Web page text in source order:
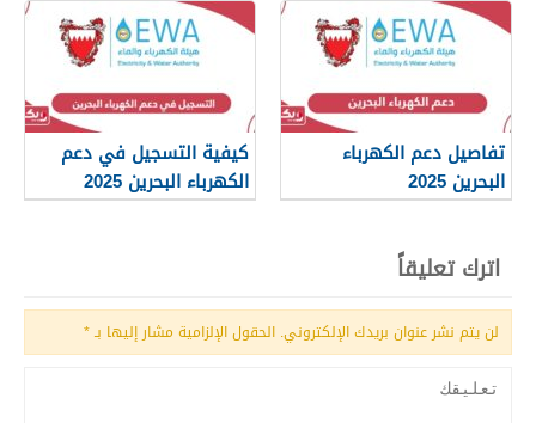
تفاصيل دعم الكهرباء
البحرين 2025
كيفية التسجيل في دعم
الكهرباء البحرين 2025
اترك تعليقاً
لن يتم نشر عنوان بريدك الإلكتروني. الحقول الإلزامية مشار إليها بـ*